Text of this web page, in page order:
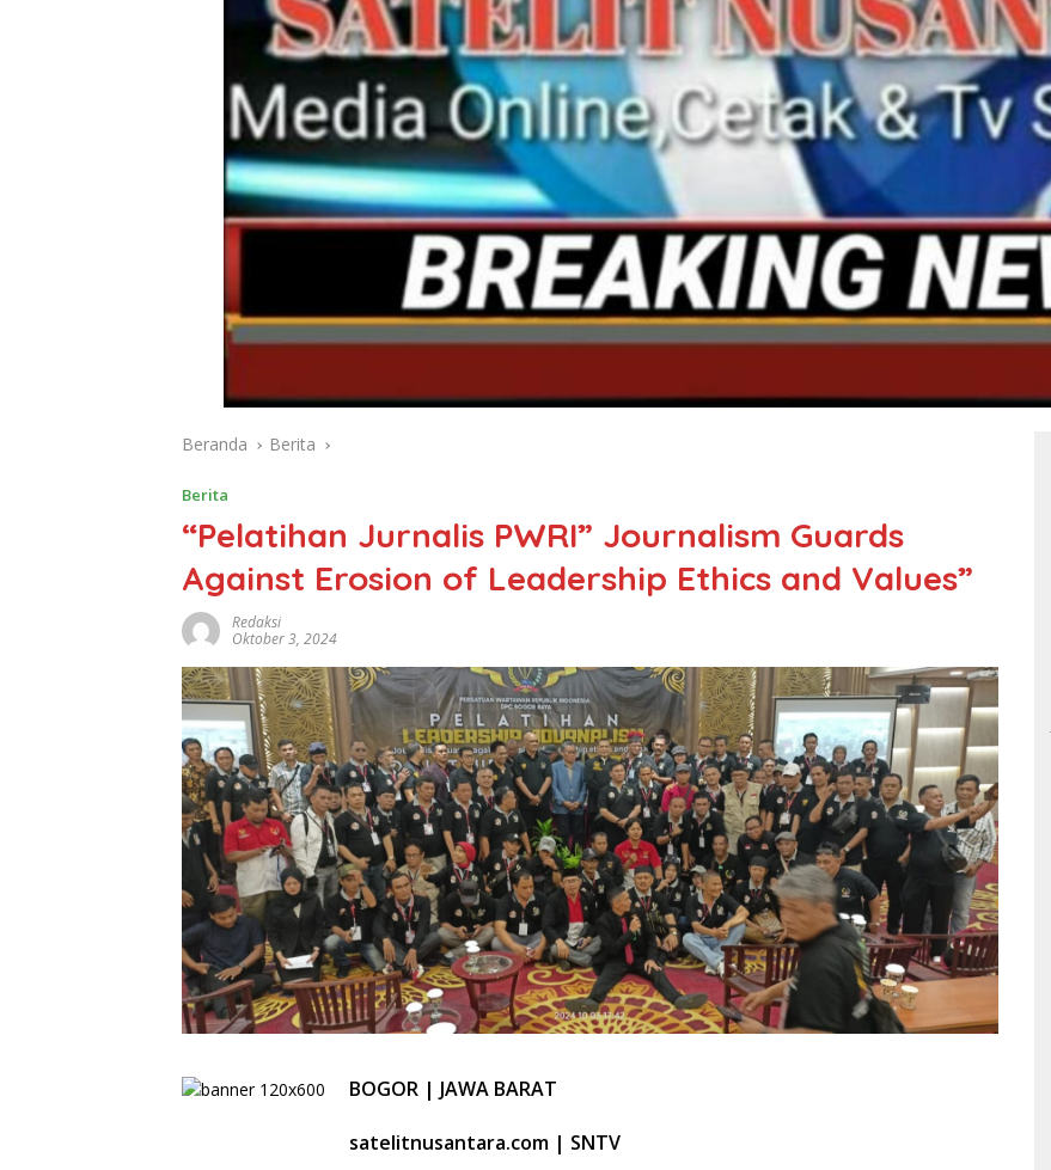
Beranda Berita
Berita
“Pelatihan Jurnalis PWRI” Journalism Guards
Against Erosion of Leadership Ethics and Values”
Redaksi
Oktober 3, 2024
BOGOR | JAWA BARAT
satelitnusantara.com | SNTV